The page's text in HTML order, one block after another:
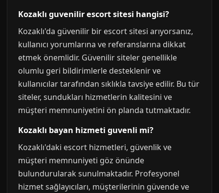
Kozaklı guvenilir escort sitesi hangisi?
Kozaklı'da güvenilir bir escort sitesi arıyorsanız,
kullanıcı yorumlarına ve referanslarına dikkat
etmek önemlidir. Güvenilir siteler genellikle
olumlu geri bildirimlerle desteklenir ve
kullanıcılar tarafından sıklıkla tavsiye edilir. Bu tür
siteler, sundukları hizmetlerin kalitesini ve
müşteri memnuniyetini ön planda tutmaktadır.
Kozaklı bayan hizmeti guvenli mi?
Kozaklı'daki escort hizmetleri, güvenlik ve
müşteri memnuniyeti göz önünde
bulundurularak sunulmaktadır. Profesyonel
hizmet sağlayıcıları, müşterilerinin güvende ve